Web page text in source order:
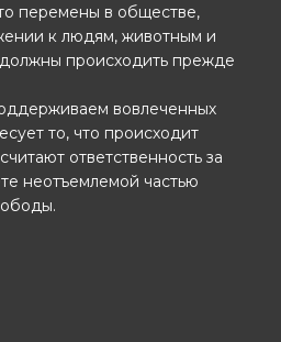
перемены в обществе,
к людям, животным и
происходить прежде
вовлеченных
то, что происходит
ответственность за
неотъемлемой частью